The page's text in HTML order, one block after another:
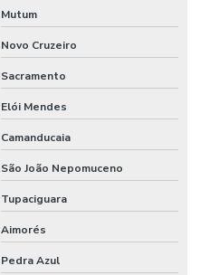
Mutum
Novo Cruzeiro
Sacramento
Elói Mendes
Camanducaia
São João Nepomuceno
Tupaciguara
Aimorés
Pedra Azul